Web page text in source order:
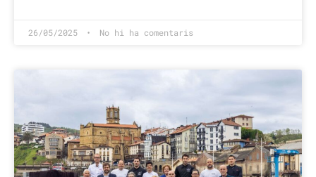
26/05/2025 No hi ha comentaris